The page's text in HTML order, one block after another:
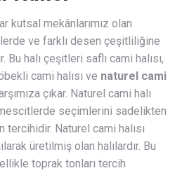
kutsal mekânlarımız olan
ve farklı desen çeşitliliğine
Bu halı çeşitleri saflı cami halısı,
cami halısı ve naturel cami
çıkar. Naturel cami halı
seçimlerini sadelikten
Naturel cami halısı
üretilmiş olan halılardır. Bu
toprak tonları tercih